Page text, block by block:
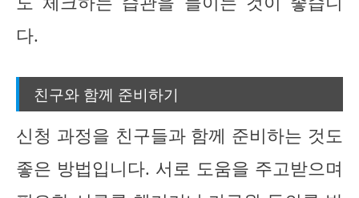
다.
친구와 함께 준비하기
신청 과정을 친구들과 함께 준비하는 것도
좋은 방법입니다. 서로 도움을 주고받으며